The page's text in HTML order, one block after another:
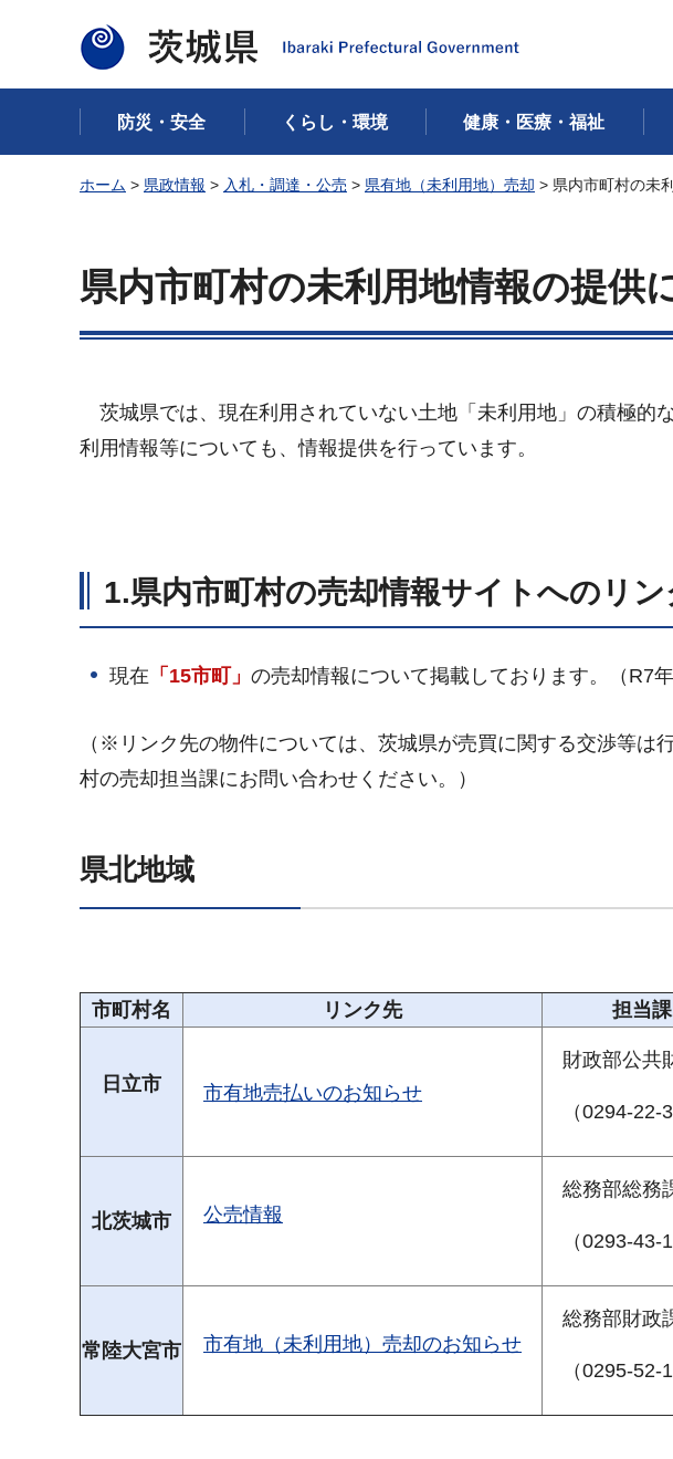
茨城県
防災・安全 くらし・環境 健康・医療・福祉
ホーム > 県政情報 > 入札・調達・公売 > 県有地（未利用地）売却 > 県内市町村の未
県内市町村の未利用地情報の提供
茨城県では、現在利用されていない土地「未利用地」の積極的
利用情報等についても、情報提供を行っています。
1.県内市町村の売却情報サイトへのリン
現在 「15市町」 の売却情報について掲載しております。（R7年
（※リンク先の物件については、茨城県が売買に関する交渉等は
村の売却担当課にお問い合わせください。）
県北地域
市町村名 リンク先 担当
日立市 市有地売払いのお知らせ
財政部公共
（0294-22-
北茨城市 公売情報
総務部総務
（0293-43-
常陸大宮市 市有地（未利用地）売却のお知らせ
総務部財政
（0295-52-